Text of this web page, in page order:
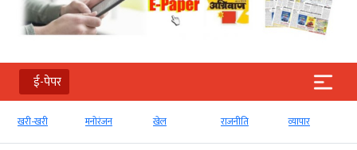
ई-पेपर
खरी-खरी मनोरंजन खेल राजनीति व्‍यापार